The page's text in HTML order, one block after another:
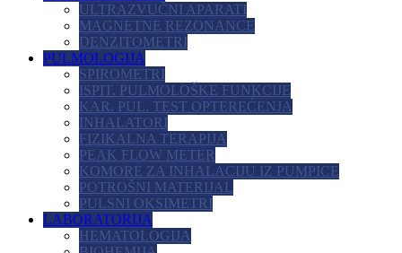
ULTRAZVUČNI APARATI
MAGNETNE REZONANCE
DENZITOMETRI
PULMOLOGIJA
SPIROMETRI
ISPIT. PULMOLOŠKE FUNKCIJE
KAR. PUL. TEST OPTEREĆENJA
INHALATORI
FIZIKALNA TERAPIJA
PEAK FLOW METER
KOMORE ZA INHALACIJU IZ PUMPICE
POTROŠNI MATERIJAL
PULSNI OKSIMETRI
LABORATORIJA
HEMATOLOGIJA